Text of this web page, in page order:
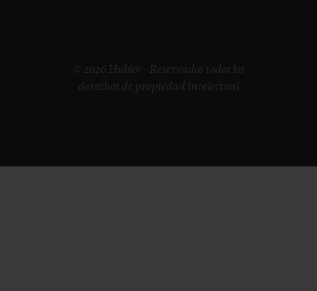
© 2026 Hublot - Reservados todos los
derechos de propiedad intelectual